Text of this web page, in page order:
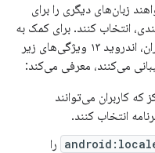
زبان‌های دیگری را برای
انتخاب کنند. برای کمک به
برنامه‌ها در ارائه تجربه بهتر برای این کاربران، اندروید ۱۳ ویژگی‌های زیر
می‌کنند، معرفی می‌کند:
که کاربران می‌توانند
انتخاب کنند.
را